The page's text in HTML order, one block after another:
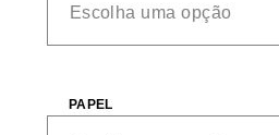
PAPEL